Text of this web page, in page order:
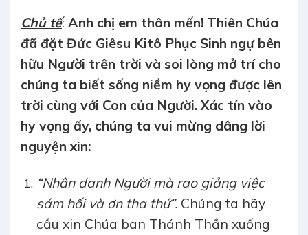
Chủ tế: Anh chị em thân mến! Thiên Chúa
đã đặt Đức Giêsu Kitô Phục Sinh ngự bên
hữu Người trên trời và soi lòng mở trí cho
chúng ta biết sống niềm hy vọng được lên
trời cùng với Con của Người. Xác tín vào
hy vọng ấy, chúng ta vui mừng dâng lời
nguyện xin:
“Nhân danh Người mà rao giảng việc
sám hối và ơn tha thứ”.Chúng ta hãy
cầu xin Chúa ban Thánh Thần xuống